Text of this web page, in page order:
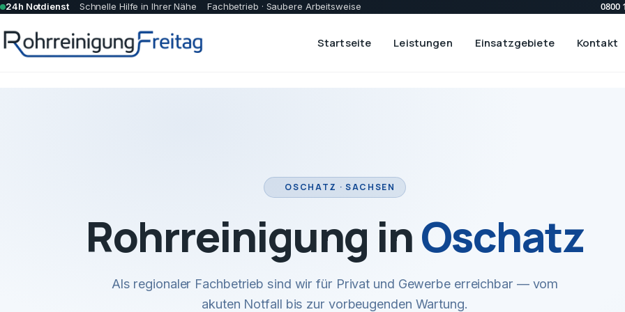
24h Notdienst Schnelle Hilfe in Ihrer Nähe Fachbetrieb · Saubere Arbeitsweise 0800
Startseite Leistungen Einsatzgebiete Kontakt
OSCHATZ · SACHSEN
Rohrreinigung inOschatz
Als regionaler Fachbetrieb sind wir für Privat und Gewerbe erreichbar — vom
akuten Notfall bis zur vorbeugenden Wartung.